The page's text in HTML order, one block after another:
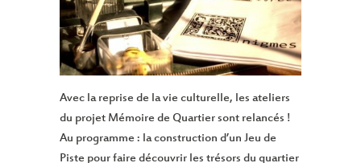
Avec la reprise de la vie culturelle, les ateliers
du projet Mémoire de Quartier sont relancés !
Au programme : la construction d’un Jeu de
Piste pour faire découvrir les trésors du quartier